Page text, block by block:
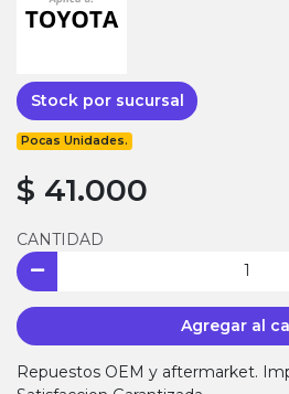
Stock por sucursal
Pocas Unidades.
$ 41.000
CANTIDAD
Agregar al
Repuestos OEM y aftermarket.